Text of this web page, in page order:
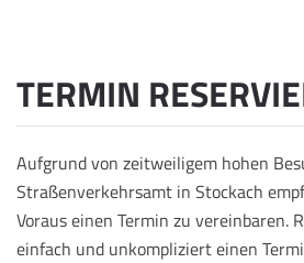
TERMIN
Aufgrund von zeitweiligem hohen
Straßenverkehrsamt in Stockach
Voraus einen Termin zu vereinbaren.
einfach und unkompliziert einen